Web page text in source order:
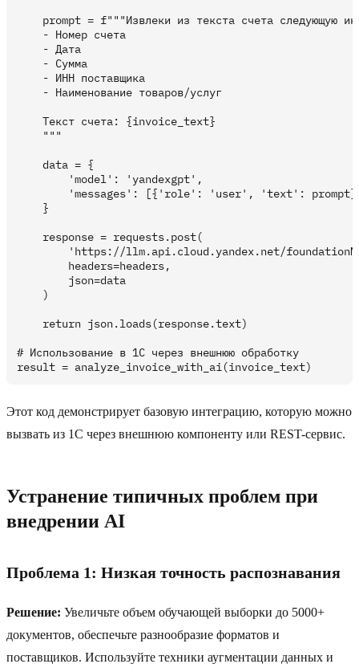
prompt = f"""Извлеки из текста счета следующую
    - Номер счета
    - Дата
    - Сумма
    - ИНН поставщика
    - Наименование товаров/услуг
    Текст счета: {invoice_text}
    """
    data = {
        'model': 'yandexgpt',
'messages': [{'role': 'user', 'text':
    }
    response = requests.post(
'https://llm.api.cloud.yandex.net/
        headers=headers,
        json=data
    )
    return json.loads(response.text)
# Использование в 1C через внешнюю обработку
Этот код демонстрирует базовую интеграцию, которую можно
вызвать из 1C через внешнюю компоненту или REST-сервис.
Устранение типичных проблем при
внедрении AI
Проблема 1: Низкая точность распознавания
Решение: Увеличьте объем обучающей выборки до 5000+
документов, обеспечьте разнообразие форматов и
поставщиков. Используйте техники аугментации данных и